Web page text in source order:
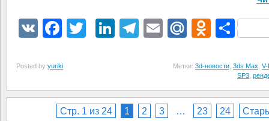
VK Facebook
TwitterLinkedIn
Telegram
EmailMail.Ru
Posted by yuriki Метки: 3d-новости, 3ds Max,
SP3,
Стр. 1 из 24 1 2 3 … 23 24